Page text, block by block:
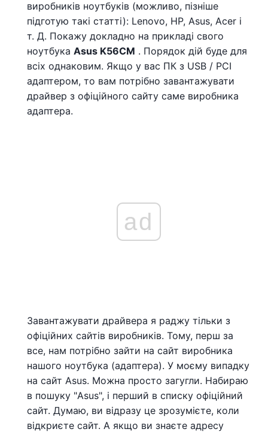
виробників ноутбуків (можливо, пізніше
підготую такі статті): Lenovo, HP, Asus, Acer і
т. Д. Покажу докладно на прикладі свого
ноутбука Asus K56CM . Порядок дій буде для
всіх однаковим. Якщо у вас ПК з USB / PCI
адаптером, то вам потрібно завантажувати
драйвер з офіційного сайту саме виробника
адаптера.
ad
Завантажувати драйвера я раджу тільки з
офіційних сайтів виробників. Тому, перш за
все, нам потрібно зайти на сайт виробника
нашого ноутбука (адаптера). У моєму випадку
на сайт Asus. Можна просто загугли. Набираю
в пошуку "Asus", і перший в списку офіційний
сайт. Думаю, ви відразу це зрозумієте, коли
відкриєте сайт. А якщо ви знаєте адресу